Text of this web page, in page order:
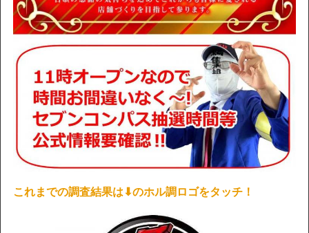
これまでの調査結果は⬇︎のホル調ロゴをタッチ！